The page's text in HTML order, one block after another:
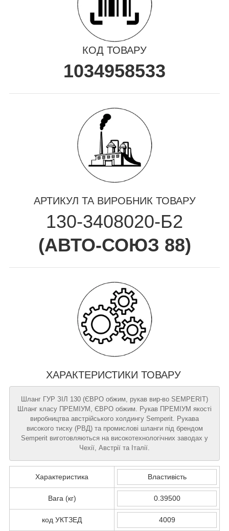
КОД ТОВАРУ
1034958533
АРТИКУЛ ТА ВИРОБНИК ТОВАРУ
130-3408020-Б2
(АВТО-СОЮЗ 88)
ХАРАКТЕРИСТИКИ ТОВАРУ
Шланг ГУР ЗІЛ 130 (ЄВРО обжим, рукав вир-во SEMPERIT)
Шланг класу ПРЕМІУМ, ЄВРО обжим. Рукав ПРЕМІУМ якості
виробництва австрійського холдингу Semperit. Рукава
високого тиску (РВД) та промислові шланги під брендом
Semperit виготовляються на високотехнологічних заводах у
Чехії, Австрії та Італії.
Характеристика Властивість
Вага (кг) 0.39500
код УКТЗЕД 4009